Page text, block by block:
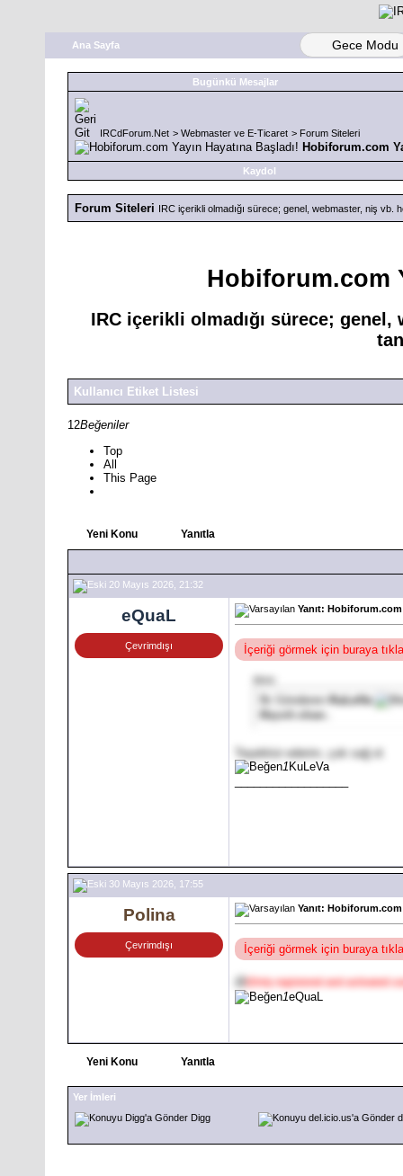
Ana Sayfa Gece Modu
Bugünkü Mesajlar
IRCdForum.Net > Webmaster ve E-Ticaret > Forum Siteleri
Hobiforum.com
Kaydol
Forum Siteleri IRC içerikli olmadığı sürece; genel, webmaster, niş vb.
Hobiforum.com
IRC içerikli olmadığı sürece;
Kullanıcı Etiket Listesi
12Beğeniler
Top
All
This Page
Yeni Konu Yanıtla
20 Mayıs 2026, 21:32
eQuaL
Çevrimdışı
Yanıt: Hobiforum.com
İçeriği görmek için buraya
Alıntı:
İlk GönderenKuLeVa
Hayırlı olsun .
Teşekkür ederim, çok sağ ol.
1KuLeVa
30 Mayıs 2026, 17:55
Polina
Çevrimdışı
Yanıt: Hobiforum.com
İçeriği görmek için buraya
@ [Only registered and activated
1eQuaL
Yeni Konu Yanıtla
Yer İmleri
Digg